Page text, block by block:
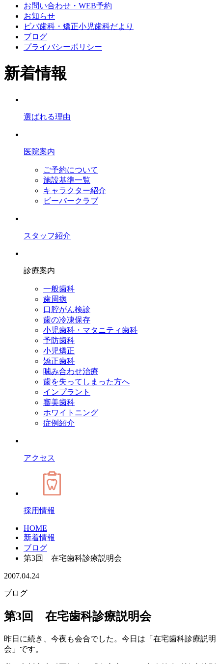
お問い合わせ・WEB予約
お知らせ
ビバ歯科・矯正小児歯科だより
ブログ
プライバシーポリシー
新着情報
選ばれる理由
医院案内
ご予約について
施設基準一覧
キャラクター紹介
ビーバークラブ
スタッフ紹介
診療案内
一般歯科
歯周病
口腔がん検診
歯の冷凍保存
小児歯科・マタニティ歯科
予防歯科
小児矯正
矯正歯科
噛み合わせ治療
歯を失ってしまった方へ
インプラント
審美歯科
ホワイトニング
症例紹介
アクセス
採用情報
HOME
新着情報
ブログ
第3回 在宅歯科診療説明会
2007.04.24
ブログ
第3回 在宅歯科診療説明会
昨日に続き、今夜も会合でした。今日は「在宅歯科診療説明
会」です。